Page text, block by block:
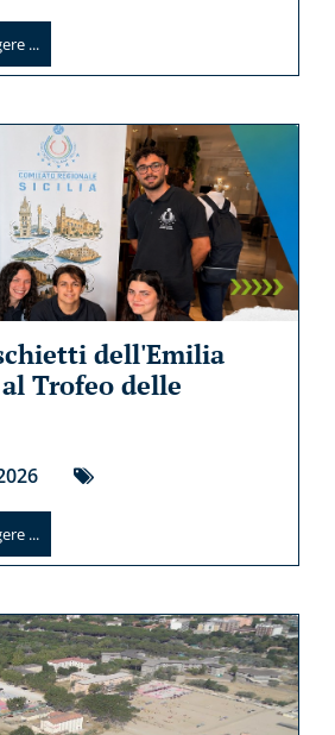
...
dell'Emilia
Trofeo delle
...